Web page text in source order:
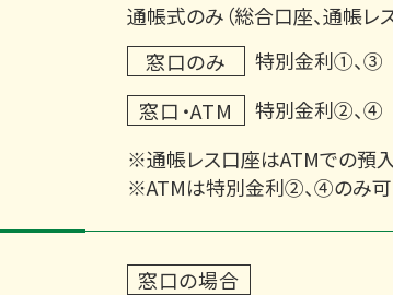
通帳式のみ（総合口座、通帳レ
窓口のみ
特別金利①、③
窓口・ATM
特別金利②、④
※通帳レス口座はATMでの預
※ATMは特別金利②、④のみ可
窓口の場合